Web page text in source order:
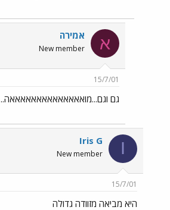
א אמירה
New member
15/7/01
גם וגם...מואאאאאאאאאאאאאאה..
I
Iris G
New member
15/7/01
היא מביאה מזוודה גדולה